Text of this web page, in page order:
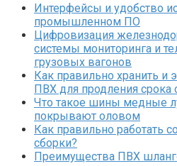
Интерфейсы и удобство
промышленном ПО
Цифровизация
системы мониторинга и
грузовых вагонов
Как правильно хранить и
ПВХ для продления срока
Что такое шины медные
покрывают оловом
Как правильно работать
сборки?
Преимущества ПВХ